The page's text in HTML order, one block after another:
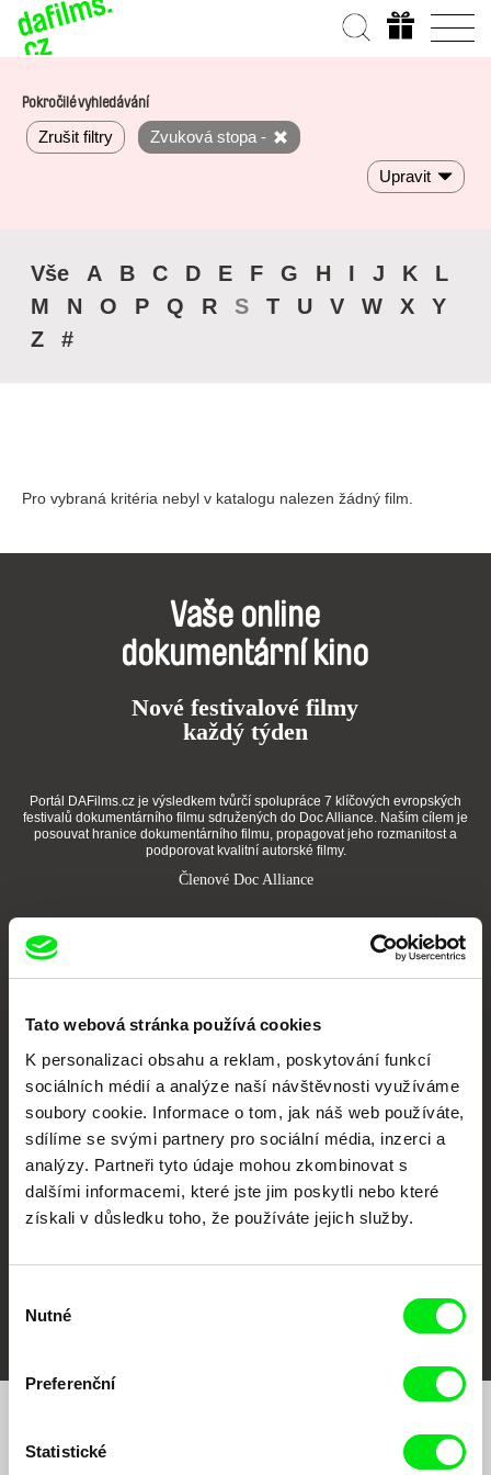
Tato webová stránka používá cookies
K personalizaci obsahu a reklam, poskytování funkcí
sociálních médií a analýze naší návštěvnosti využíváme
soubory cookie. Informace o tom, jak náš web používáte,
sdílíme se svými partnery pro sociální média, inzerci a
analýzy. Partneři tyto údaje mohou zkombinovat s
dalšími informacemi, které jste jim poskytli nebo které
získali v důsledku toho, že používáte jejich služby.
souhlasu
Nutné
Preferenční
Statistické
Pokročilé vyhledávání
Zrušit filtry Zvuková stopa -
Upravit
Vše A B C D E F G H I J K
L
M
N O P Q R S T U V W X
Y
Z
#
Pro vybraná kritéria nebyl v katalogu nalezen žádný film.
Vaše online
dokumentární kino
Nové festivalové filmy
každý týden
Portál DAFilms.cz je výsledkem tvůrčí spolupráce 7 klíčových evropských
festivalů dokumentárního filmu sdružených do Doc Alliance. Naším cílem je
posouvat hranice dokumentárního filmu, propagovat jeho rozmanitost a
podporovat kvalitní autorské filmy.
Členové Doc Alliance
CPH:DOX Doclisboa
Millennium Docs
Against Gravity
DOK Leipzig
Chcete být pravidelně informováni o našem